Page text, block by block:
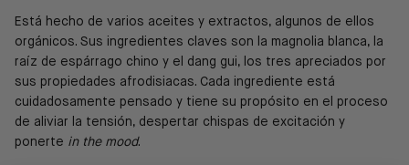
Está hecho de varios aceites y extractos, algunos de ellos
orgánicos. Sus ingredientes claves son la magnolia blanca, la
raíz de espárrago chino y el dang gui, los tres apreciados por
sus propiedades afrodisiacas. Cada ingrediente está
cuidadosamente pensado y tiene su propósito en el proceso
de aliviar la tensión, despertar chispas de excitación y
ponerte in the mood.